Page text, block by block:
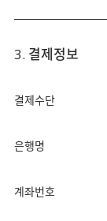
3. 결제정보
결제수단
은행명
계좌번호